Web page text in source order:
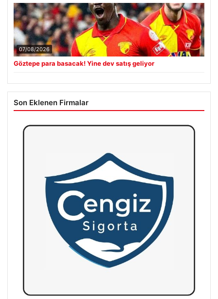
07/08/2026
Göztepe para basacak! Yine dev satış geliyor
Son Eklenen Firmalar